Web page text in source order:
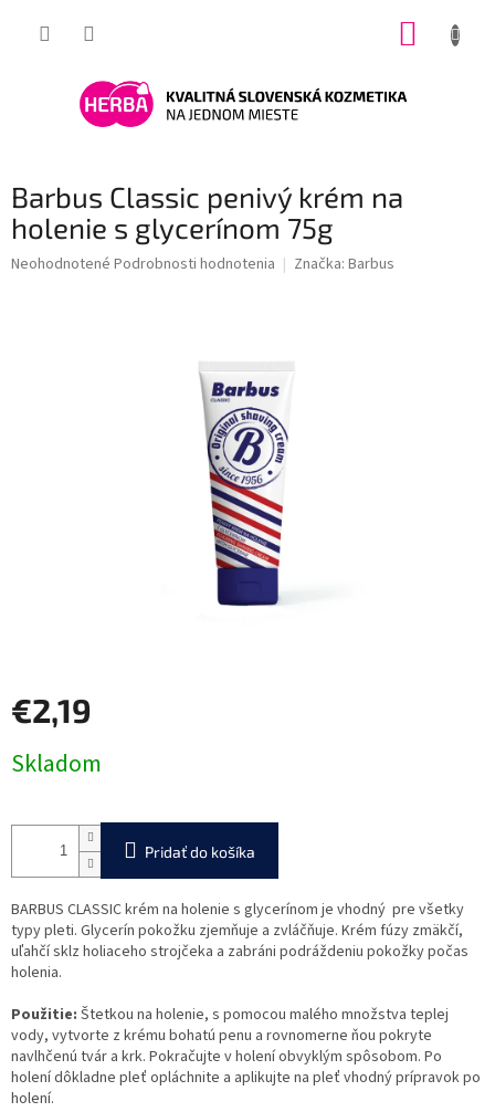
Barbus Classic penivý krém na
holenie s glycerínom 75g
Priemerné
Neohodnotené Podrobnosti hodnotenia Značka: Barbus
€2,19
cena:
Skladom
Pridať do košíka
BARBUS CLASSIC krém na holenie s glycerínom je vhodný pre všetky
typy pleti. Glycerín pokožku zjemňuje a zvláčňuje. Krém fúzy zmäkčí,
uľahčí sklz holiaceho strojčeka a zabráni podráždeniu pokožky počas
holenia.
Použitie: Štetkou na holenie, s pomocou malého množstva teplej
vody, vytvorte z krému bohatú penu a rovnomerne ňou pokryte
navlhčenú tvár a krk. Pokračujte v holení obvyklým spôsobom. Po
holení dôkladne pleť opláchnite a aplikujte na pleť vhodný prípravok po
holení.